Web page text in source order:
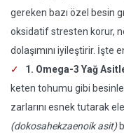
gereken bazı özel besin
oksidatif stresten korur,
dolaşımını iyileştirir. İşte
1. Omega-3 Yağ
keten tohumu gibi
zarlarını esnek tutarak
(dokosahekzaenoik asit)